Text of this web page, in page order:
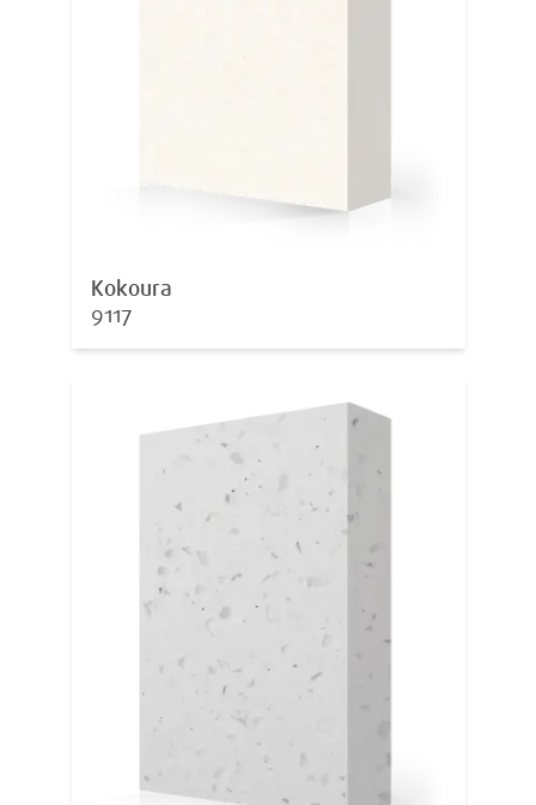
Kokoura
9117